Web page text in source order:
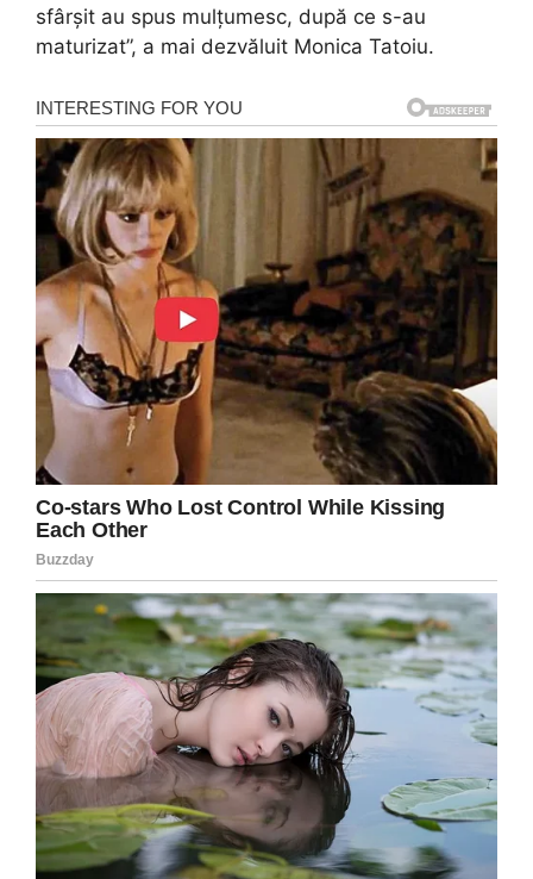
sfârșit au spus mulțumesc, după ce s-au
maturizat”, a mai dezvăluit Monica Tatoiu.